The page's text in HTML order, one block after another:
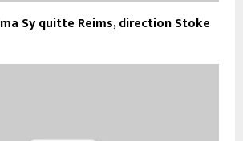
Sy quitte Reims, direction Stoke